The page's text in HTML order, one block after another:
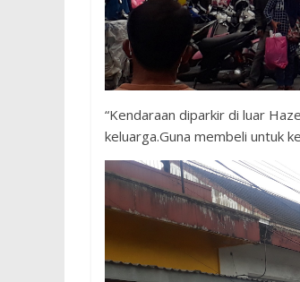
“Kendaraan diparkir di luar
keluarga.Guna membeli untuk